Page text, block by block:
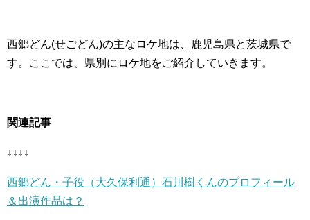
西郷どん(せごどん)の主なロケ地は、鹿児島県と茨城県で
す。ここでは、県別にロケ地をご紹介していきます。
関連記事
↓↓↓↓
西郷どん・子役（大久保利通）石川樹くんのプロフィール
＆出演作品は？